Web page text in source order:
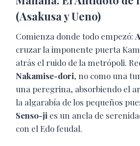
(Asakusa y Ueno)
Comienza donde todo empezó:
cruzar la imponente puerta
atrás el ruido de la metrópoli.
Nakamise-dori, no como una
una peregrina, absorbiendo el
la algarabía de los pequeños
Senso-ji es un ancla de
con el Edo feudal.